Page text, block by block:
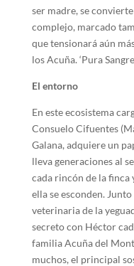
ser madre, se
complejo, marcado
que tensionará aún
los Acuña. ‘Pura
El entorno
En este ecosistema
Consuelo Cifuentes
Galana, adquiere un
lleva generaciones al
cada rincón de la finca
ella se esconden.
veterinaria de la
secreto con Héctor
familia Acuña del
muchos, el principal